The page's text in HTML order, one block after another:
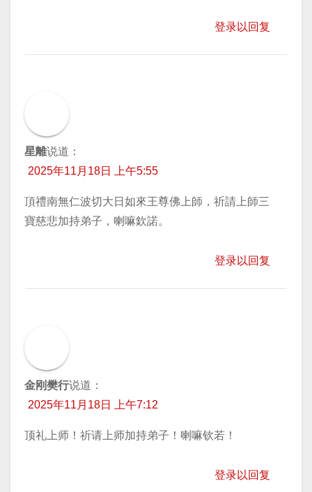
登录以回复
星離说道：
2025年11月18日 上午5:55
頂禮南無仁波切大日如來王尊佛上師，祈請上師三
寶慈悲加持弟子，喇嘛欽諾。
登录以回复
金刚樊行说道：
2025年11月18日 上午7:12
顶礼上师！祈请上师加持弟子！喇嘛钦若！
登录以回复